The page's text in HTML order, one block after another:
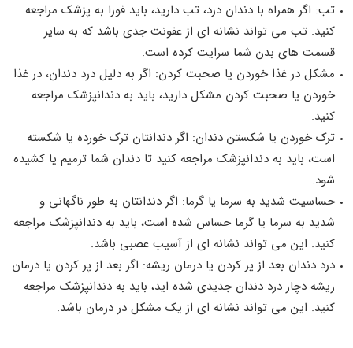
تب: اگر همراه با دندان درد، تب دارید، باید فورا به پزشک مراجعه
کنید. تب می‌ تواند نشانه ‌ای از عفونت جدی باشد که به سایر
قسمت ‌های بدن شما سرایت کرده است.
مشکل در غذا خوردن یا صحبت کردن: اگر به دلیل درد دندان، در غذا
خوردن یا صحبت کردن مشکل دارید، باید به دندانپزشک مراجعه
کنید.
ترک خوردن یا شکستن دندان: اگر دندانتان ترک خورده یا شکسته
است، باید به دندانپزشک مراجعه کنید تا دندان شما ترمیم یا کشیده
شود.
حساسیت شدید به سرما یا گرما: اگر دندانتان به طور ناگهانی و
شدید به سرما یا گرما حساس شده است، باید به دندانپزشک مراجعه
کنید. این می‌ تواند نشانه ‌ای از آسیب عصبی باشد.
درد دندان بعد از پر کردن یا درمان ریشه: اگر بعد از پر کردن یا درمان
ریشه دچار درد دندان جدیدی شده ‌اید، باید به دندانپزشک مراجعه
کنید. این می ‌تواند نشانه ‌ای از یک مشکل در درمان باشد.